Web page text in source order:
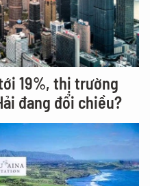
19%, thị trường
đang đổi chiều?